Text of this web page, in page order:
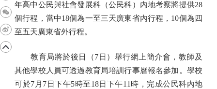
年高中公民與社會發展科（公民科）內地考察將提供28
個行程，當中18個為一至三天廣東省內行程，10個為四
至五天廣東省外行程。
教育局將於後日（7日）舉行網上簡介會，教師及
其他學校人員可透過教育局培訓行事曆報名參加。學校
可於7月7日下午5時至18日下午11時，完成公民科內地